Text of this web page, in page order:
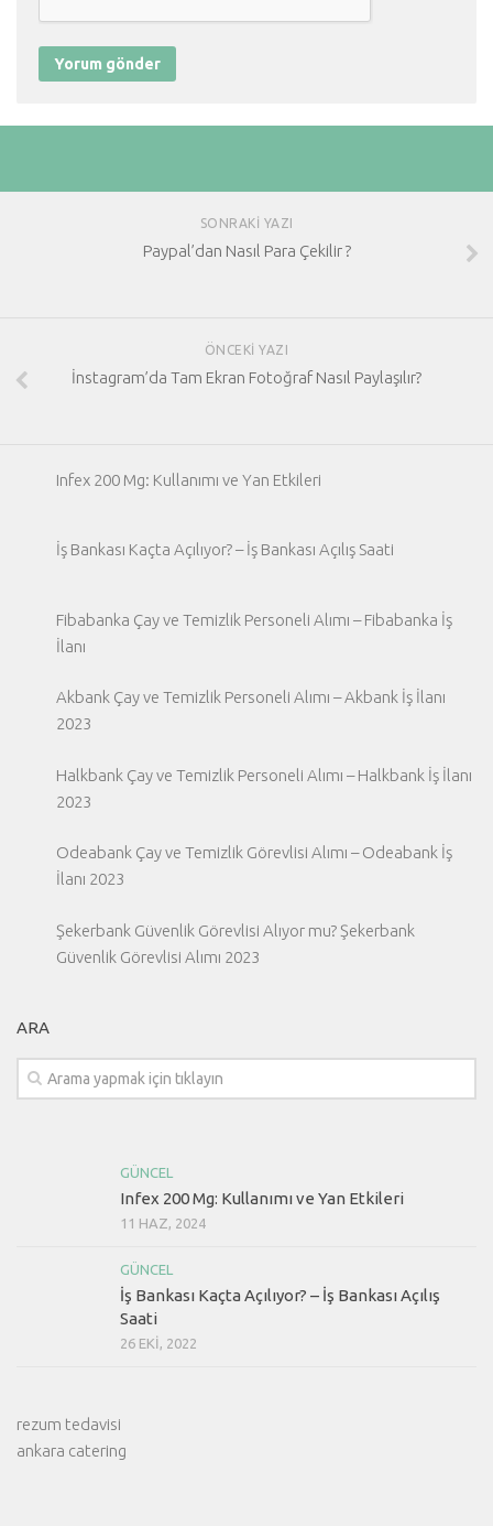
SONRAKI YAZI
Paypal’dan Nasıl Para Çekilir ?
ÖNCEKI YAZI
İnstagram’da Tam Ekran Fotoğraf Nasıl Paylaşılır?
Infex 200 Mg: Kullanımı ve Yan Etkileri
İş Bankası Kaçta Açılıyor? – İş Bankası Açılış Saati
Fibabanka Çay ve Temizlik Personeli Alımı – Fibabanka İş
İlanı
Akbank Çay ve Temizlik Personeli Alımı – Akbank İş İlanı
2023
Halkbank Çay ve Temizlik Personeli Alımı – Halkbank İş İlanı
2023
Odeabank Çay ve Temizlik Görevlisi Alımı – Odeabank İş
İlanı 2023
Şekerbank Güvenlik Görevlisi Alıyor mu? Şekerbank
Güvenlik Görevlisi Alımı 2023
ARA
GÜNCEL
Infex 200 Mg: Kullanımı ve Yan Etkileri
11 HAZ, 2024
GÜNCEL
İş Bankası Kaçta Açılıyor? – İş Bankası Açılış
Saati
26 EKI, 2022
rezum tedavisi
ankara catering